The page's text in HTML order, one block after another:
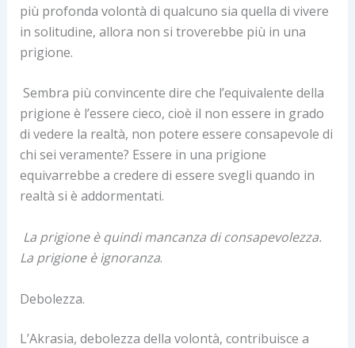
più profonda volontà di qualcuno sia quella di vivere
in solitudine, allora non si troverebbe più in una
prigione.
Sembra più convincente dire che l’equivalente della
prigione è l’essere cieco, cioè il non essere in grado
di vedere la realtà, non potere essere consapevole di
chi sei veramente? Essere in una prigione
equivarrebbe a credere di essere svegli quando in
realtà si è addormentati.
La prigione è quindi mancanza di consapevolezza.
La prigione è ignoranza.
Debolezza.
L’Akrasia, debolezza della volontà, contribuisce a